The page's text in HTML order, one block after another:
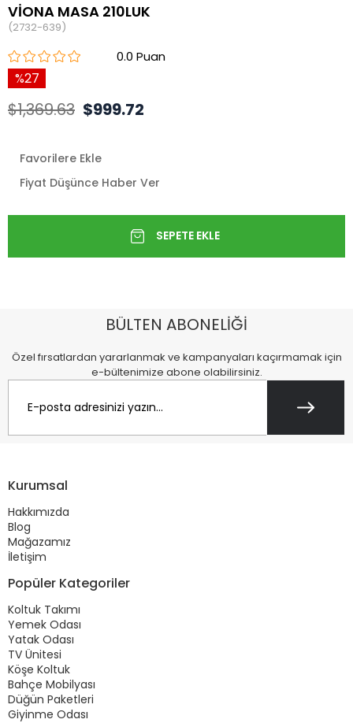
VİONA MASA 210LUK
(2732-639)
0.0
27
$1,369.63 $999.72
Favorilere Ekle
Fiyat Düşünce Haber Ver
BÜLTEN ABONELİĞİ
Özel fırsatlardan yararlanmak ve kampanyaları kaçırmamak için
e-bültenimize abone olabilirsiniz.
Kurumsal
Hakkımızda
Blog
Mağazamız
İletişim
Popüler Kategoriler
Koltuk Takımı
Yemek Odası
Yatak Odası
TV Ünitesi
Köşe Koltuk
Bahçe Mobilyası
Düğün Paketleri
Giyinme Odası